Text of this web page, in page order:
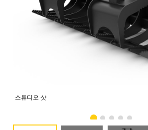
스튜디오 샷